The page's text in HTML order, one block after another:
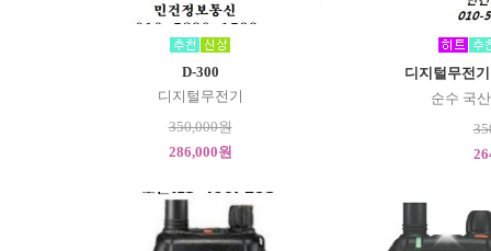
D-300
디지털무전기
350,000원
286,000원
디지털무전
순수 국